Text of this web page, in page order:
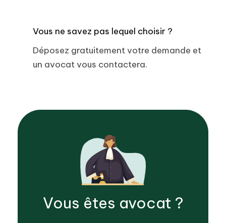
Vous ne savez pas lequel choisir ?
Déposez gratuitement votre demande et
un avocat vous contactera.
Vous êtes avocat ?